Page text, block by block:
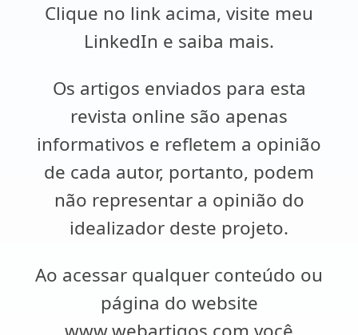
Clique no link acima, visite meu
LinkedIn e saiba mais.
Os artigos enviados para esta
revista online são apenas
informativos e refletem a opinião
de cada autor, portanto, podem
não representar a opinião do
idealizador deste projeto.
Ao acessar qualquer conteúdo ou
página do website